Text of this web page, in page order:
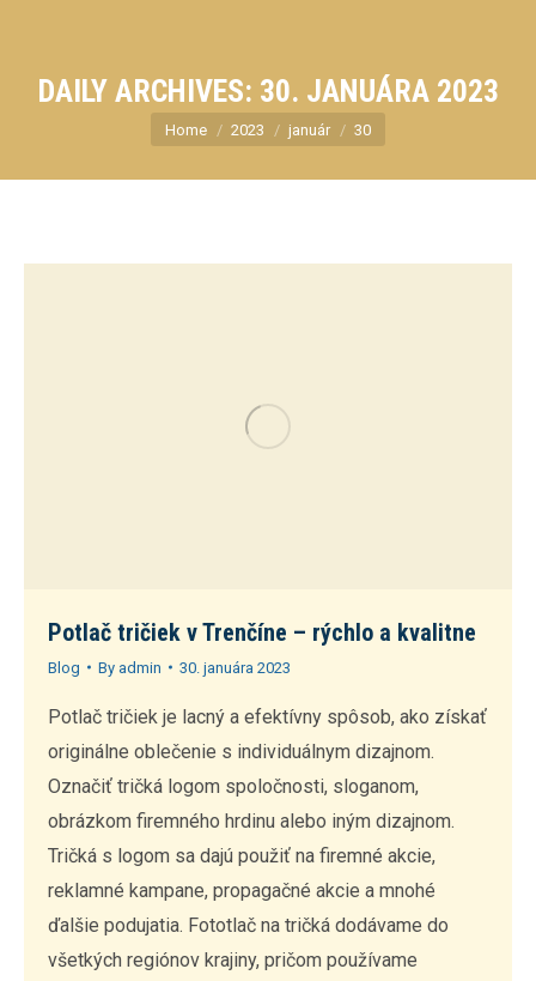
DAILY ARCHIVES: 30. JANUÁRA 2023
You are here:
Home 2023 január 30
Potlač tričiek v Trenčíne – rýchlo a kvalitne
Blog By admin 30. januára 2023
Potlač tričiek je lacný a efektívny spôsob, ako získať
originálne oblečenie s individuálnym dizajnom.
Označiť tričká logom spoločnosti, sloganom,
obrázkom firemného hrdinu alebo iným dizajnom.
Tričká s logom sa dajú použiť na firemné akcie,
reklamné kampane, propagačné akcie a mnohé
ďalšie podujatia. Fototlač na tričká dodávame do
všetkých regiónov krajiny, pričom používame